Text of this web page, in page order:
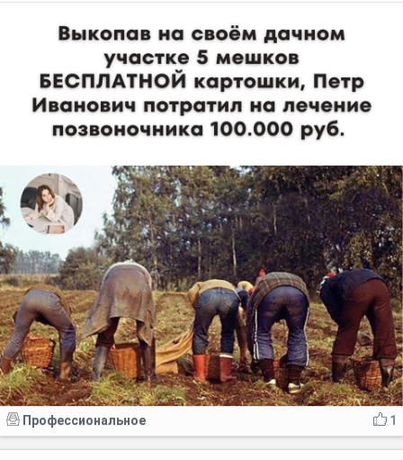
Отмена
1
Профессиональное